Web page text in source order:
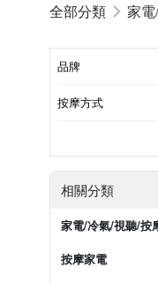
家
品牌
按摩方式
相關分類
家電/冷氣/視聽/按
按摩家電